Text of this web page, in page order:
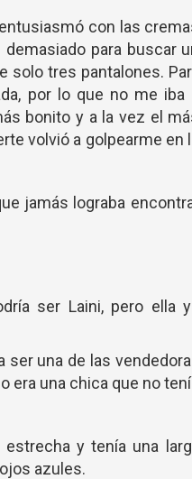
con las
para buscar
solo tres pantalones.
por lo que no me iba
bonito y a la vez el
volvió a golpearme en
jamás lograba
ser Laini, pero ella
ser una de las
era una chica que no
y tenía una
azules.